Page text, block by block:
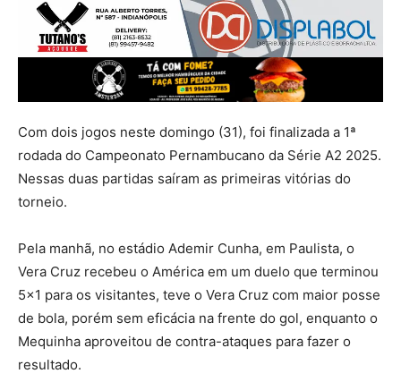
Com dois jogos neste domingo (31), foi finalizada a 1ª
rodada do Campeonato Pernambucano da Série A2 2025.
Nessas duas partidas saíram as primeiras vitórias do
torneio.
Pela manhã, no estádio Ademir Cunha, em Paulista, o
Vera Cruz recebeu o América em um duelo que terminou
5×1 para os visitantes, teve o Vera Cruz com maior posse
de bola, porém sem eficácia na frente do gol, enquanto o
Mequinha aproveitou de contra-ataques para fazer o
resultado.